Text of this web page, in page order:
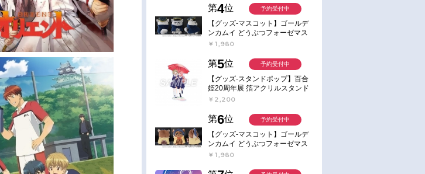
第4位
【グッズ-マスコット】ゴールデ
ンカムイ どうぶつフォーゼマス
コット 5.月島軍曹【再販】
￥1,980
予約受付中
第5位
【グッズ-スタンドポップ】百合
姫20周年展 箔アクリルスタンド
E：あおのなち
￥2,200
予約受付中
第6位
【グッズ-マスコット】ゴールデ
ンカムイ どうぶつフォーゼマス
コット 6.鯉登少尉【再販】
￥1,980
予約受付中